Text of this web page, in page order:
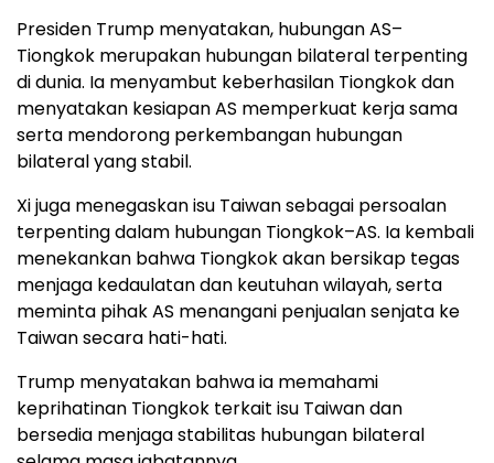
Presiden Trump menyatakan, hubungan AS–
Tiongkok merupakan hubungan bilateral terpenting
di dunia. Ia menyambut keberhasilan Tiongkok dan
menyatakan kesiapan AS memperkuat kerja sama
serta mendorong perkembangan hubungan
bilateral yang stabil.
Xi juga menegaskan isu Taiwan sebagai persoalan
terpenting dalam hubungan Tiongkok–AS. Ia kembali
menekankan bahwa Tiongkok akan bersikap tegas
menjaga kedaulatan dan keutuhan wilayah, serta
meminta pihak AS menangani penjualan senjata ke
Taiwan secara hati-hati.
Trump menyatakan bahwa ia memahami
keprihatinan Tiongkok terkait isu Taiwan dan
bersedia menjaga stabilitas hubungan bilateral